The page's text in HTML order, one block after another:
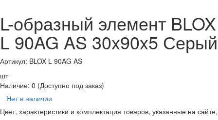
L-образный элемент BLOX
L 90AG AS 30x90x5 Серый
Артикул: BLOX L 90AG AS
шт
Наличие: 0 (Доступно под заказ)
Нет в наличии
Цвет, характеристики и комплектация товаров, указанные на сайте,